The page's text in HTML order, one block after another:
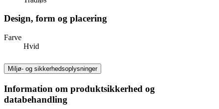
Design, form og placering
Farve
Hvid
Miljø- og sikkerhedsoplysninger
Information om produktsikkerhed og
databehandling